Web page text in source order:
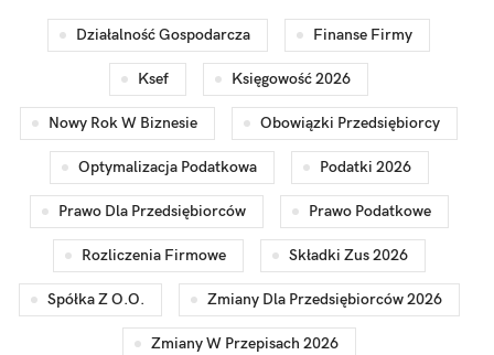
Działalność Gospodarcza Finanse Firmy
Ksef Księgowość 2026
Nowy Rok W Biznesie Obowiązki Przedsiębiorcy
Optymalizacja Podatkowa Podatki 2026
Prawo Dla Przedsiębiorców Prawo Podatkowe
Rozliczenia Firmowe Składki Zus 2026
Spółka Z O.o. Zmiany Dla Przedsiębiorców 2026
Zmiany W Przepisach 2026